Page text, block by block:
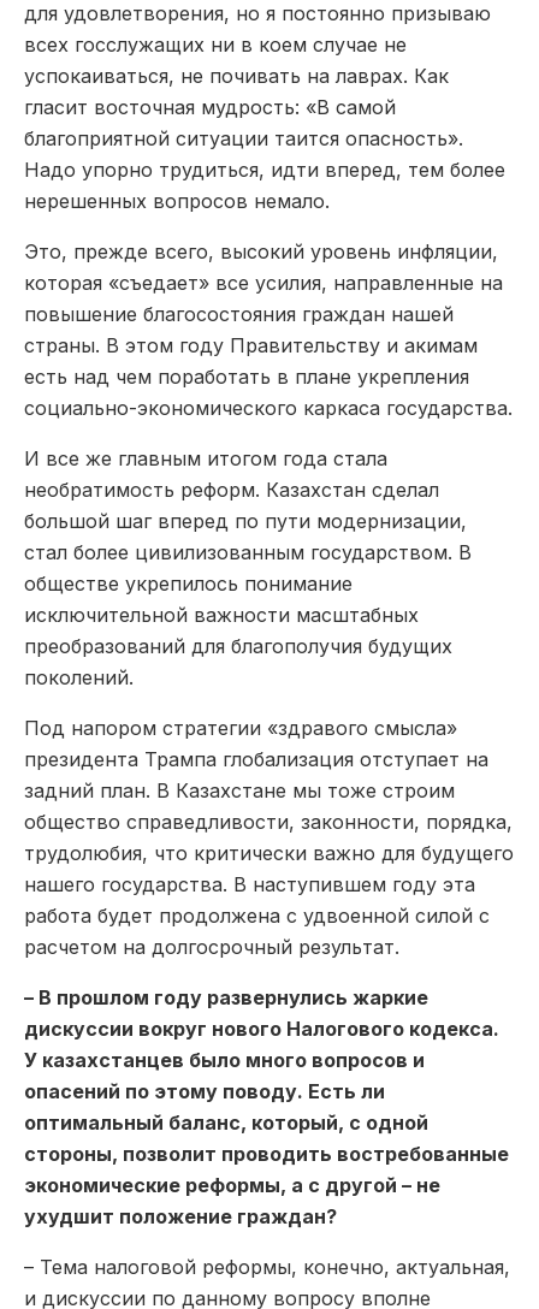
для удовлетворения, но я постоянно призываю
всех госслужащих ни в коем случае не
успокаиваться, не почивать на лаврах. Как
гласит восточная мудрость: «В самой
благоприятной ситуации таится опасность».
Надо упорно трудиться, идти вперед, тем более
нерешенных вопросов немало.
Это, прежде всего, высокий уровень инфляции,
которая «съедает» все усилия, направленные на
повышение благосостояния граждан нашей
страны. В этом году Правительству и акимам
есть над чем поработать в плане укрепления
социально-экономического каркаса государства.
И все же главным итогом года стала
необратимость реформ. Казахстан сделал
большой шаг вперед по пути модернизации,
стал более цивилизованным государством. В
обществе укрепилось понимание
исключительной важности масштабных
преобразований для благополучия будущих
поколений.
Под напором стратегии «здравого смысла»
президента Трампа глобализация отступает на
задний план. В Казахстане мы тоже строим
общество справедливости, законности, порядка,
трудолюбия, что критически важно для будущего
нашего государства. В наступившем году эта
работа будет продолжена с удвоенной силой с
расчетом на долгосрочный результат.
– В прошлом году развернулись жаркие
дискуссии вокруг нового Налогового кодекса.
У казахстанцев было много вопросов и
опасений по этому поводу. Есть ли
оптимальный баланс, который, с одной
стороны, позволит проводить востребованные
экономические реформы, а с другой – не
ухудшит положение граждан?
– Тема налоговой реформы, конечно, актуальная,
и дискуссии по данному вопросу вполне